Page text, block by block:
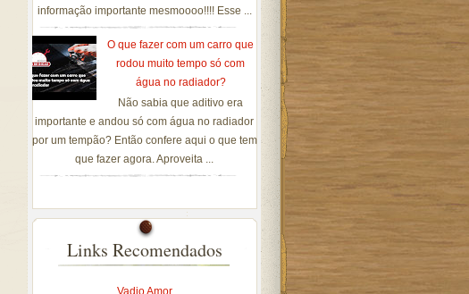
informação importante mesmoooo!!!! Esse ...
O que fazer com um carro que
rodou muito tempo só com
água no radiador?
Não sabia que aditivo era
importante e andou só com água no radiador
por um tempão? Então confere aqui o que tem
que fazer agora. Aproveita ...
Links Recomendados
Vadio Amor